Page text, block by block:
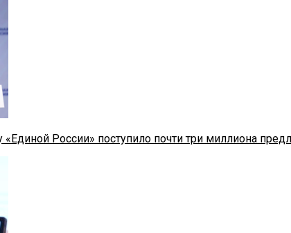
России» поступило почти три миллиона